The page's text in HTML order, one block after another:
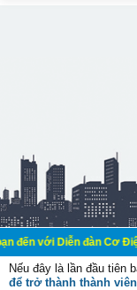
đàn Cơ Điện - Diễn
Nếu đây là lần đầu tiên
để trở thành thành viên